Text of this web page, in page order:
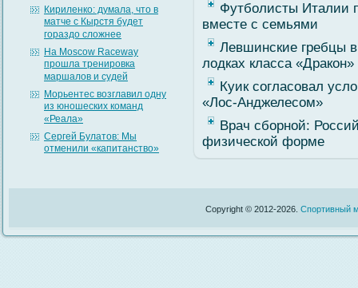
Кириленко: думала, что в
матче с Кырстя будет
гораздо сложнее
На Moscow Raceway
прошла тренировка
маршалов и судей
Морьентес возглавил одну
из юношеских команд
«Реала»
Сергей Булатов: Мы
отменили «капитанство»
Футболисты Италии
вместе с семьями
Левшинские гребцы
лодках класса «Дракон»
Куик согласовал
«Лос-Анджелесом»
Врач сборной:
физической форме
Copyright © 2012-2026. Спортивный